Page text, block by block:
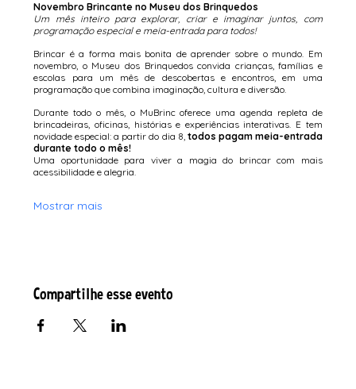
Novembro Brincante no Museu dos Brinquedos
Um mês inteiro para explorar, criar e imaginar juntos, com
programação especial e meia-entrada para todos!
Brincar é a forma mais bonita de aprender sobre o mundo. Em
novembro, o Museu dos Brinquedos convida crianças, famílias e
escolas para um mês de descobertas e encontros, em uma
programação que combina imaginação, cultura e diversão.
Durante todo o mês, o MuBrinc oferece uma agenda repleta de
brincadeiras, oficinas, histórias e experiências interativas. E tem
novidade especial: a partir do dia 8, todos pagam meia-entrada
durante todo o mês!
Uma oportunidade para viver a magia do brincar com mais
acessibilidade e alegria.
Mostrar mais
Compartilhe esse evento